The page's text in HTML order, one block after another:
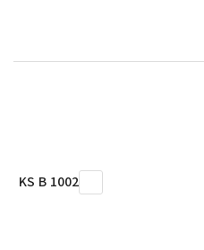
KS B 1002